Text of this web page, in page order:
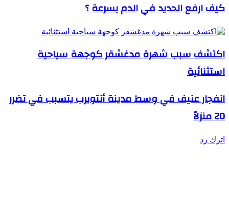
كيف ارفع الحديد في الدم بسرعة ؟
اكتشف سبب شهرة مدغشقر كوجهة سياحية
استثنائية
انفجار عنيف في وسط مدينة أنتويرب يتسبب في تضرر
20 منزلاً
اترك رد